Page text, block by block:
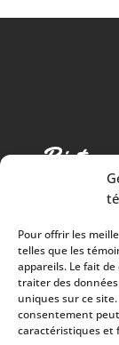
Pour offrir les
telles que les
appareils. Le fait
traiter des
uniques sur ce
consentement
caractéristiques et
Cuisine
des surplus